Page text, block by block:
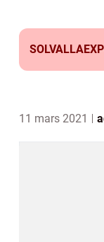
11 mars 2021